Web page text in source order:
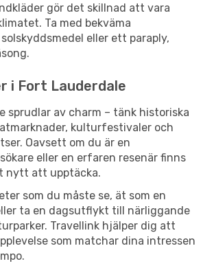
gör det skillnad att vara
Ta med bekväma
eller ett paraply,
i Fort Lauderdale
sprudlar av charm – tänk historiska
kulturfestivaler och
Oavsett om du är en
eller en erfaren resenär finns
nytt att upptäcka.
som du måste se, ät som en
ta en dagsutflykt till närliggande
Travellink hjälper dig att
som matchar dina intressen